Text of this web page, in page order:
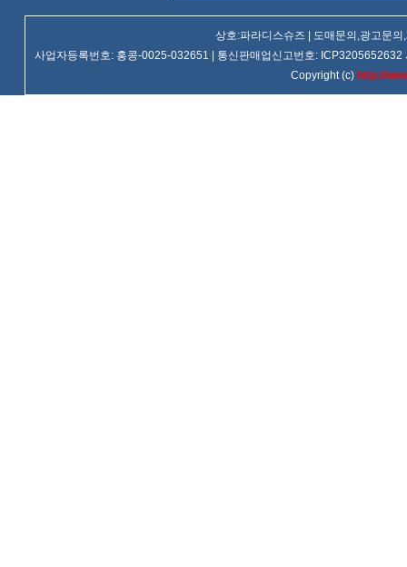
상호:파라디스슈즈 | 도매문의,광고문
사업자등록번호: 홍콩-0025-032651 | 통신판매업신고번호:
Copyright (c) http://